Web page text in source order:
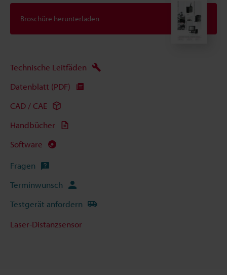
Broschüre herunterladen
Technische Leitfäden
Datenblatt (PDF)
CAD / CAE
Handbücher
Software
Fragen
Terminwunsch
Testgerät anfordern
Laser-Distanzsensor